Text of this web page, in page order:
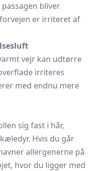
bliver
er irriteret af
vejr kan udtørre
irriteres
med endnu mere
sig fast i hår,
Hvis du går
allergenerne på
hvor du ligger med